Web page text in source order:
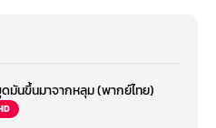
มันขึ้นมาจากหลุม (พากย์ไทย)